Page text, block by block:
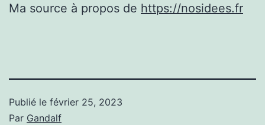
Ma source à propos de https://nosidees.fr
Publié le février 25, 2023
Par Gandalf